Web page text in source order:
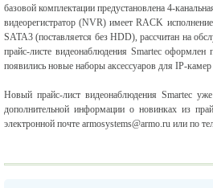
базовой комплектации предустановлена 4-
видеорегистратор (NVR) имеет RACK
SATA3 (поставляется без HDD), рассчитан на
прайс-листе видеонаблюдения Smartec
появились новые наборы аксессуаров для IP-
Новый прайс-лист видеонаблюдения Smartec
дополнительной информации о новинках из
электронной почте armosystems@armo.ru или